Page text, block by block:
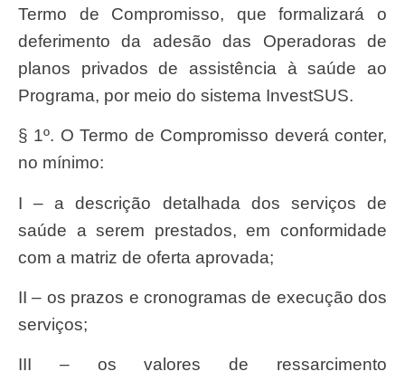
Termo de Compromisso, que formalizará o
deferimento da adesão das Operadoras de
planos privados de assistência à saúde ao
Programa, por meio do sistema InvestSUS.
§ 1º. O Termo de Compromisso deverá conter,
no mínimo:
I – a descrição detalhada dos serviços de
saúde a serem prestados, em conformidade
com a matriz de oferta aprovada;
II – os prazos e cronogramas de execução dos
serviços;
III – os valores de ressarcimento